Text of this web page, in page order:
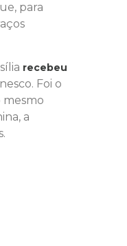
para
recebeu
Foi o
a